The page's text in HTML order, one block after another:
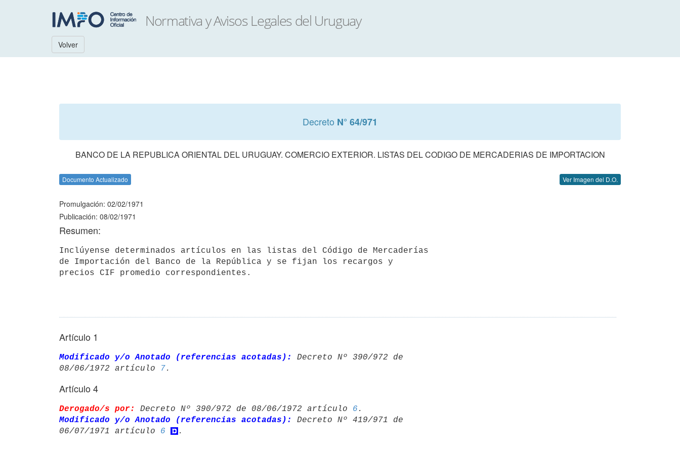
Volver
Decreto N° 64/971
BANCO DE LA REPUBLICA ORIENTAL DEL URUGUAY. COMERCIO EXTERIOR. LISTAS DEL CODIGO DE MERCADERIAS DE IMPORTACION
Documento Actualizado Ver Imagen del D.O.
Promulgación: 02/02/1971
Publicación: 08/02/1971
Resumen:
Inclúyense determinados artículos en las listas del Código de Mercaderías
de Importación del Banco de la República y se fijan los recargos y
precios CIF promedio correspondientes.
Artículo 1
Modificado y/o Anotado (referencias acotadas):
Decreto Nº 390/972 de
08/06/1972 artículo
7
Artículo 4
Derogado/s por: Decreto Nº 390/972 de 08/06/1972 artículo 6
Modificado y/o Anotado (referencias acotadas):
Decreto Nº 419/971 de
06/07/1971 artículo 6